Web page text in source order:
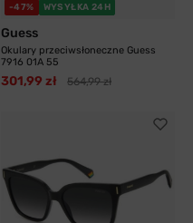
-47% WYSYŁKA 24H
Guess
Okulary przeciwsłoneczne Guess
7916 01A 55
301,99 zł 564,99 zł